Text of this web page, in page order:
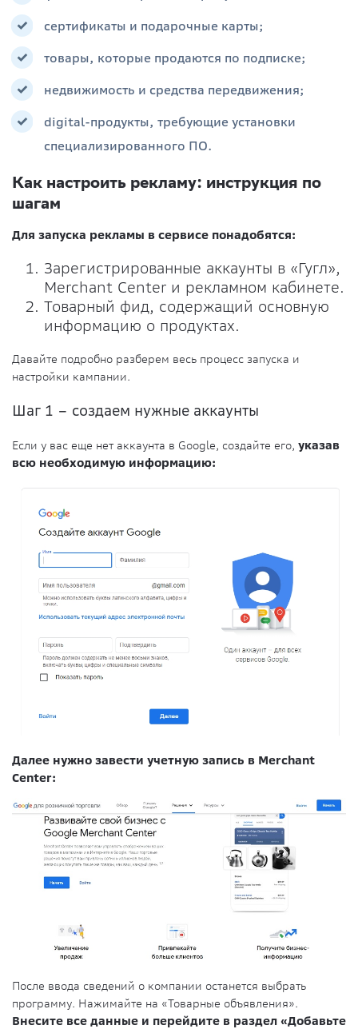
сертификаты и подарочные карты;
товары, которые продаются по подписке;
недвижимость и средства передвижения;
digital-продукты, требующие установки
специализированного ПО.
Как настроить рекламу: инструкция по
шагам
Для запуска рекламы в сервисе понадобятся:
Зарегистрированные аккаунты в «Гугл»,
Merchant Center и рекламном кабинете.
Товарный фид, содержащий основную
информацию о продуктах.
Давайте подробно разберем весь процесс запуска и
настройки кампании.
Шаг 1 – создаем нужные аккаунты
Если у вас еще нет аккаунта в Google, создайте его, указав
всю необходимую информацию:
Далее нужно завести учетную запись в Merchant
Center:
После ввода сведений о компании останется выбрать
программу. Нажимайте на «Товарные объявления».
Внесите все данные и перейдите в раздел «Добавьте